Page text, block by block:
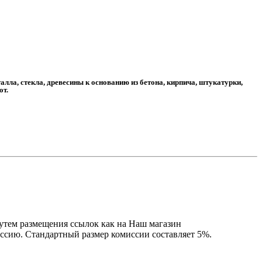
стекла, древесины к основанию из бетона, кирпича, штукатурки,
размещения ссылок как на Наш магазин
Стандартный размер комиссии составляет 5%.